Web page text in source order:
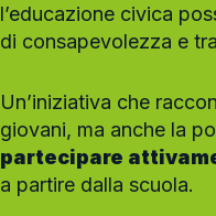
l’educazione civica
di consapevolezza e
Un’iniziativa che
giovani, ma anche la
partecipare
a partire dalla scuola.